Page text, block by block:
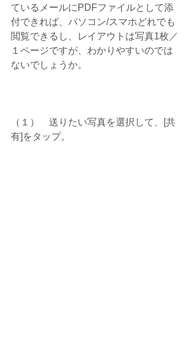
ているメールにPDFファイルとして添
付できれば、パソコン/スマホどれでも
閲覧できるし、レイアウトは写真1枚／
１ページですが、わかりやすいのでは
ないでしょうか。
（１）    送りたい写真を選択して、[共
有]をタップ。